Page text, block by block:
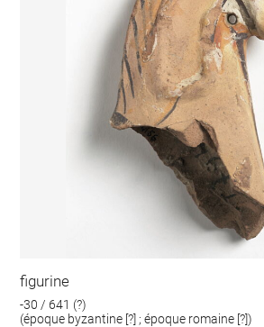
figurine
-30 / 641 (?)
(époque byzantine [?] ; époque romaine [?])